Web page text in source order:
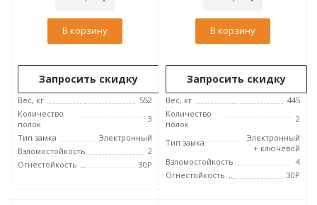
В корзину
Запросить скидку
Вес, кг
552
Количество
полок
3
Тип замка
Электронный
Взломостойкость
2
Огнестойкость
30P
В корзину
Запросить скидку
Вес, кг
445
Количество
полок
2
Тип замка
Электронный
+ ключевой
Взломостойкость
4
Огнестойкость
30P